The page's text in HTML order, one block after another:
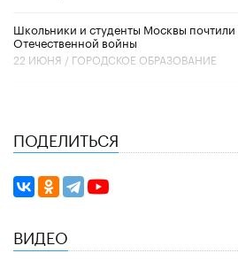
Школьники и студенты Москвы почтили
Отечественной войны
22 ИЮНЯ / ГОРОДСКОЕ ОБРАЗОВАНИЕ
ПОДЕЛИТЬСЯ
ВИДЕО